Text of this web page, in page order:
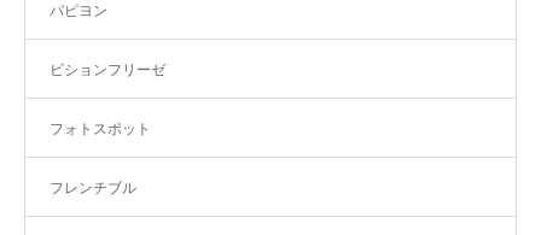
パピヨン
ビションフリーゼ
フォトスポット
フレンチブル